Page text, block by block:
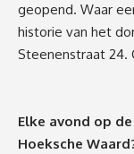
geopend. Waar
historie van het
Steenenstraat 24.
Elke avond op
Hoeksche